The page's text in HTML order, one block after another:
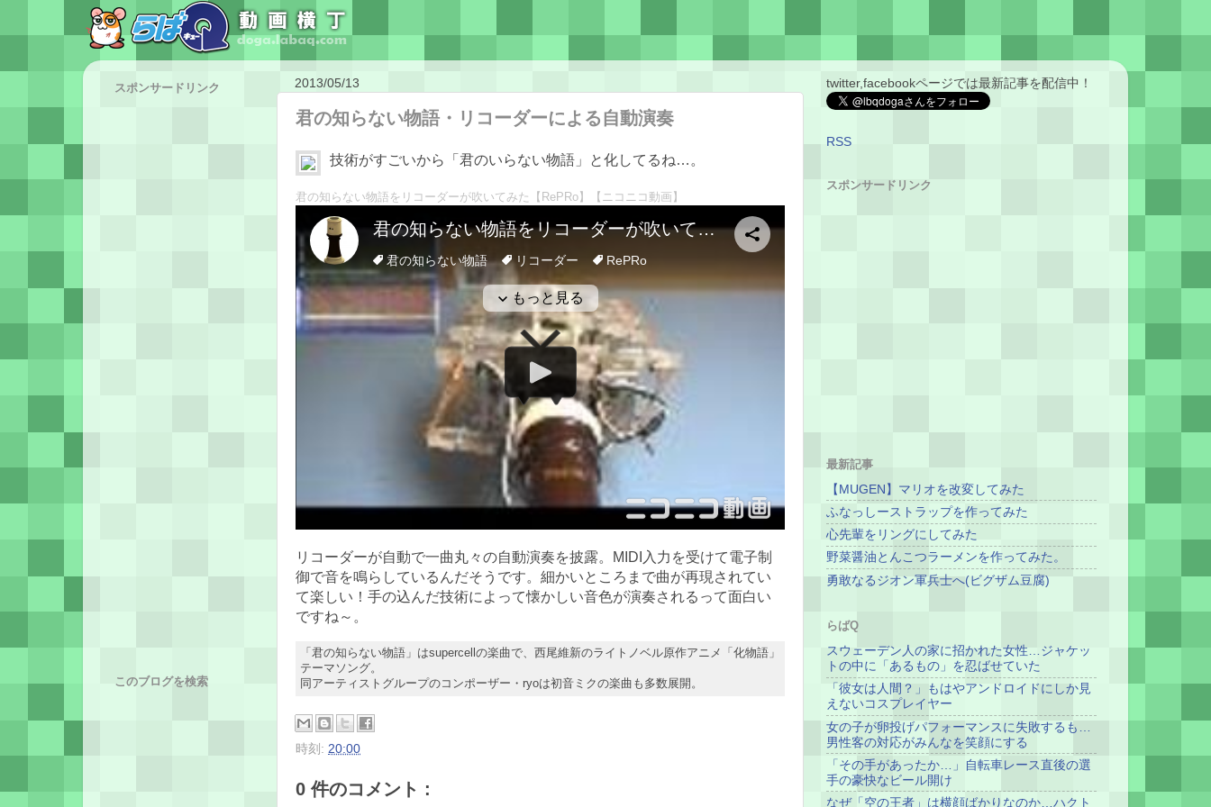
2013/05/13
君の知らない物語・リコーダーによる自動演奏
技術がすごいから「君のいらない物語」と化してるね…。
君の知らない物語をリコーダーが吹いてみた【RePRo】 【ニコニコ動画】
リコーダーが自動で一曲丸々の自動演奏を披露。MIDI入力を受けて電子制
御で音を鳴らしているんだそうです。細かいところまで曲が再現されてい
て楽しい！手の込んだ技術によって懐かしい音色が演奏されるって面白い
ですね～。
「君の知らない物語」はsupercellの楽曲で、西尾維新のライトノベル原作アニメ「化物語」
テーマソング。
同アーティストグループのコンポーザー・ryoは初音ミクの楽曲も多数展開。
時刻: 20:00
0 件のコメント :
スポンサードリンク
このブログを検索
twitter,facebookページでは最新記事を配信中！
RSS
スポンサードリンク
最新記事
【MUGEN】マリオを改変してみた
ふなっしーストラップを作ってみた
心先輩をリングにしてみた
野菜醤油とんこつラーメンを作ってみた。
勇敢なるジオン軍兵士へ(ビグザム豆腐)
らばQ
スウェーデン人の家に招かれた女性…ジャケッ
トの中に「あるもの」を忍ばせていた
「彼女は人間？」もはやアンドロイドにしか見
えないコスプレイヤー
女の子が卵投げパフォーマンスに失敗するも…
男性客の対応がみんなを笑顔にする
「その手があったか…」自転車レース直後の選
手の豪快なビール開け
なぜ「空の王者」は横顔ばかりなのか…ハクト